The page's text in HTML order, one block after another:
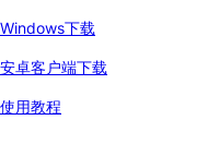
Windows下载
安卓客户端下载
使用教程